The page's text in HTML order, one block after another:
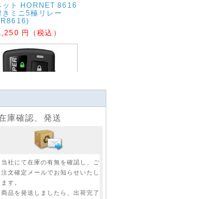
ット HORNET 8616
きミニ5極リレー
円（税込）
ー VIPER 7858V(新
ン(VIPER 7858
円（税込）
庫確認、発送
当社にて在庫の有無を確認し、ご
注文確定メールでお知らせいたし
ます。
商品を発送しましたら、出荷完了